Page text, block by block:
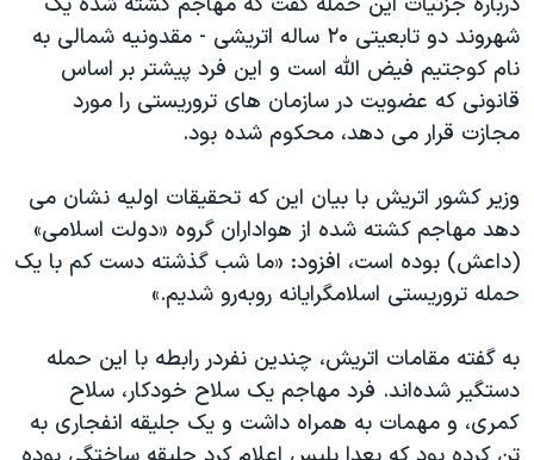
شهروند دو تابعیتی ۲۰ ساله اتریشی - مقدونیه شمالی به
نام کوجتیم فیض الله است و این فرد پیشتر بر اساس
قانونی كه عضویت در سازمان های تروریستی را مورد
مجازت قرار می دهد، محكوم شده بود.
وزیر کشور اتریش با بیان این که تحقیقات اولیه نشان می
دهد مهاجم کشته شده از هواداران گروه «دولت اسلامی»
(داعش) بوده است، افزود: «ما شب گذشته دست کم با یک
حمله تروریستی اسلامگرایانه رو‌به‌رو شدیم.»
به گفته مقامات اتریش، چندین نفردر رابطه با این حمله
دستگیر شده‌اند. فرد مهاجم یک سلاح خودکار، سلاح
کمری، و مهمات به همراه داشت و یک جلیقه انفجاری به